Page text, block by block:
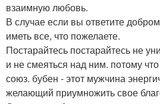
взаимную любовь.
В случае если вы ответите
иметь все, что пожелаете.
Постарайтесь постарайтесь не
и не смеяться над ним. потому
союз. бубен - этот мужчина
желающий приумножить свое